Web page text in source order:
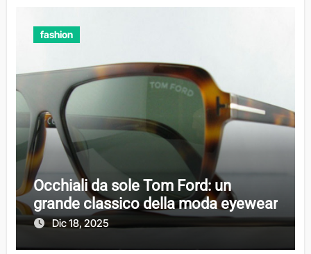
fashion
Occhiali da sole Tom Ford: un
grande classico della moda eyewear
Dic 18, 2025